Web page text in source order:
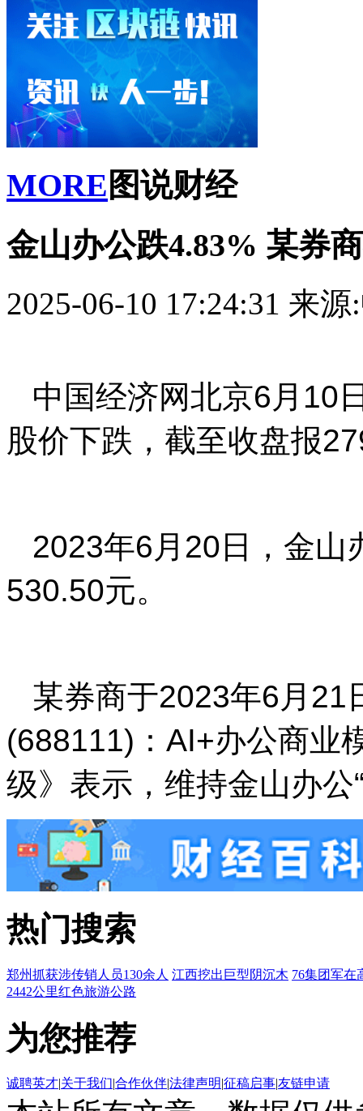
MORE 图说财经
金山办公跌4.83% 某券
2025-06-10 17:24:31 来源
中国经济网北京6月10
股价下跌，截至收盘报
2023年6月20日，金山
530.50元。
某券商于2023年6月21
(688111)：AI+办公商业
级》表示，维持金山办公
热门搜索
郑州抓获涉传销人员130余人 江西挖出巨型阴沉木 76集团军在
2442公里红色旅游公路
为您推荐
诚聘英才|关于我们|合作伙伴|法律声明|征稿启事|友链申请